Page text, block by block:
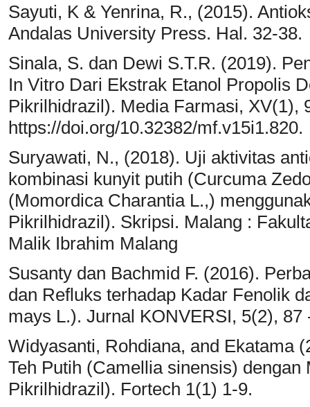
Sayuti, K & Yenrina, R., (2015).
Andalas University Press. Hal. 32-38.
Sinala, S. dan Dewi S.T.R. (2019).
In Vitro Dari Ekstrak Etanol Propolis
Pikrilhidrazil). Media Farmasi, XV(1),
https://doi.org/10.32382/mf.v15i1.820.
Suryawati, N., (2018). Uji aktivitas
kombinasi kunyit putih (Curcuma
(Momordica Charantia L.,)
Pikrilhidrazil). Skripsi. Malang :
Malik Ibrahim Malang
Susanty dan Bachmid F. (2016).
dan Refluks terhadap Kadar Fenolik
mays L.). Jurnal KONVERSI, 5(2), 87
Widyasanti, Rohdiana, and Ekatama
Teh Putih (Camellia sinensis)
Pikrilhidrazil). Fortech 1(1) 1-9.